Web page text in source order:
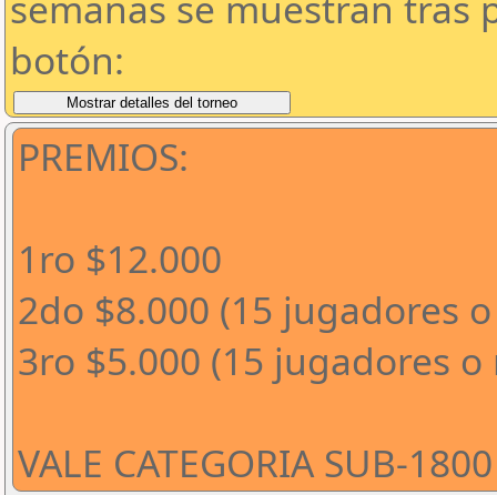
botón:
PREMIOS:
1ro $12.000
2do $8.000 (15 jugadores
3ro $5.000 (15 jugadores o
VALE CATEGORIA SUB-